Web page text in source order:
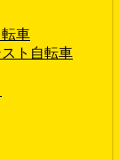
車
ト自転車